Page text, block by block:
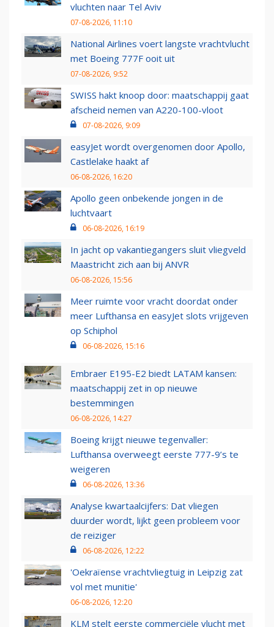
vluchten naar Tel Aviv
07-08-2026, 11:10
National Airlines voert langste vrachtvlucht
met Boeing 777F ooit uit
07-08-2026, 9:52
SWISS hakt knoop door: maatschappij gaat
afscheid nemen van A220-100-vloot
07-08-2026, 9:09
easyJet wordt overgenomen door Apollo,
Castlelake haakt af
06-08-2026, 16:20
Apollo geen onbekende jongen in de
luchtvaart
06-08-2026, 16:19
In jacht op vakantiegangers sluit vliegveld
Maastricht zich aan bij ANVR
06-08-2026, 15:56
Meer ruimte voor vracht doordat onder
meer Lufthansa en easyJet slots vrijgeven
op Schiphol
06-08-2026, 15:16
Embraer E195-E2 biedt LATAM kansen:
maatschappij zet in op nieuwe
bestemmingen
06-08-2026, 14:27
Boeing krijgt nieuwe tegenvaller:
Lufthansa overweegt eerste 777-9’s te
weigeren
06-08-2026, 13:36
Analyse kwartaalcijfers: Dat vliegen
duurder wordt, lijkt geen probleem voor
de reiziger
06-08-2026, 12:22
'Oekraïense vrachtvliegtuig in Leipzig zat
vol met munitie'
06-08-2026, 12:20
KLM stelt eerste commerciële vlucht met